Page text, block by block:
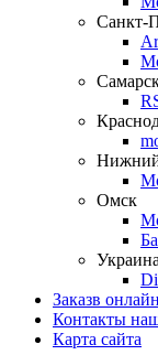
Санкт-
Омск
Украина
Заказв онлайн
Контакты
Карта сайта